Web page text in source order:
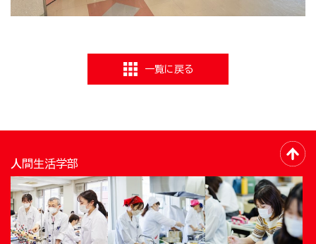
一覧に戻る
人間生活学部